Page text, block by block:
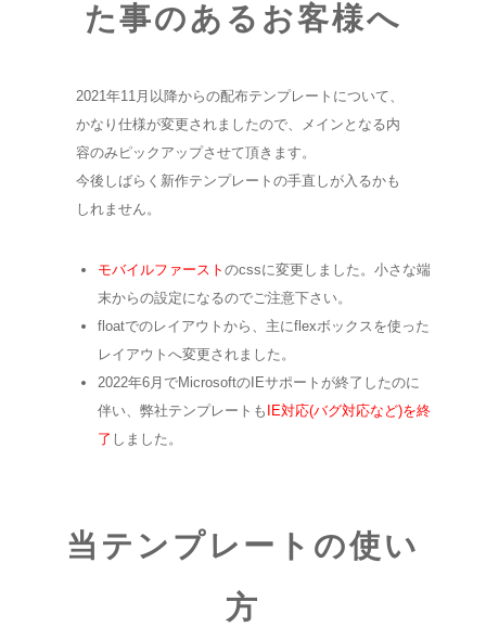
た事のあるお客様へ
2021年11月以降からの配布テンプレートについて、
かなり仕様が変更されましたので、メインとなる内
容のみピックアップさせて頂きます。
今後しばらく新作テンプレートの手直しが入るかも
しれません。
モバイルファースト のcssに変更しました。小さな端
末からの設定になるのでご注意下さい。
floatでのレイアウトから、主にflexボックスを使った
レイアウトへ変更されました。
2022年6月でMicrosoftのIEサポートが終了したのに
伴い、弊社テンプレートも IE対応(バグ対応など)を終
了 しました。
当テンプレートの使い
方